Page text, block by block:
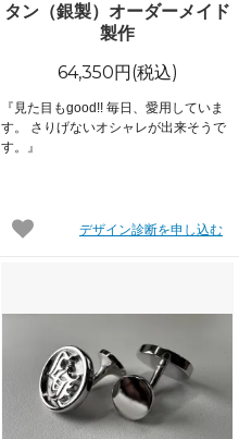
タン（銀製）オーダーメイド
製作
64,350円(税込)
『見た目もgood!! 毎日、愛用していま
す。 さりげないオシャレが出来そうで
す。』
デザイン診断を申し込む